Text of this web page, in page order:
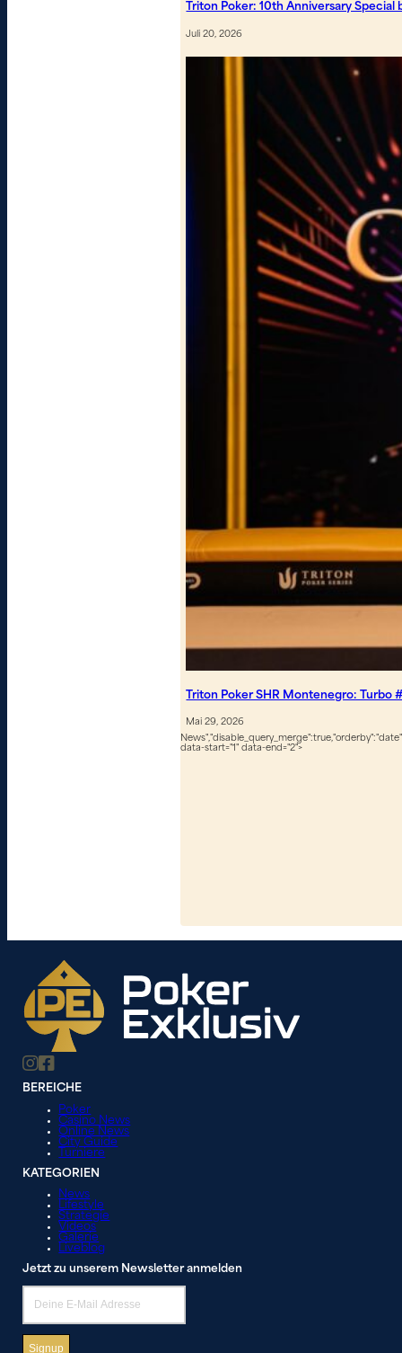
Triton Poker: 10th Anniversary
Juli 20, 2026
Triton Poker SHR Montenegro: Turbo
Mai 29, 2026
data-start="1" data-end="2">
BEREICHE
Poker
Casino News
Online News
City Guide
Turniere
KATEGORIEN
News
Lifestyle
Strategie
Videos
Galerie
Liveblog
Jetzt zu unserem Newsletter anmelden
Signup